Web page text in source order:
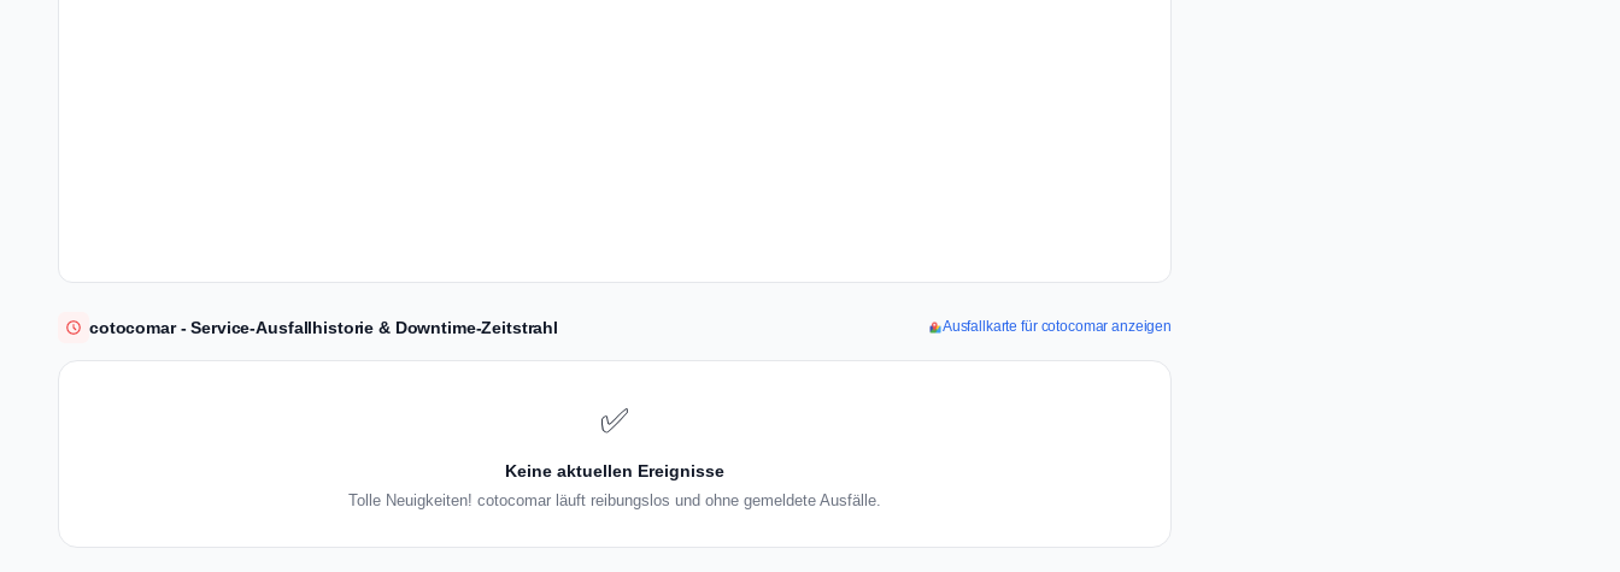
cotocomar - Service-Ausfallhistorie & Downtime-Zeitstrahl Ausfallkarte für cotocomar anzeigen
✅
Keine aktuellen Ereignisse
Tolle Neuigkeiten! cotocomar läuft reibungslos und ohne gemeldete Ausfälle.